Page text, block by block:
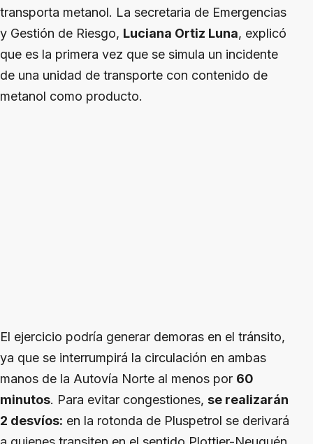
transporta metanol. La secretaria de Emergencias
y Gestión de Riesgo, Luciana Ortiz Luna, explicó
que es la primera vez que se simula un incidente
de una unidad de transporte con contenido de
metanol como producto.
El ejercicio podría generar demoras en el tránsito,
ya que se interrumpirá la circulación en ambas
manos de la Autovía Norte al menos por 60
minutos. Para evitar congestiones, se realizarán
2 desvíos: en la rotonda de Pluspetrol se derivará